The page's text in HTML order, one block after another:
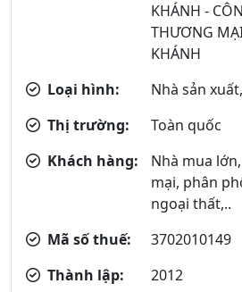
KHÁNH -
THƯƠNG
KHÁNH
Loại hình:
Nhà sản
Thị trường:
Toàn quốc
Khách hàng:
Nhà mua
mại, phân
ngoại thất,..
Mã số thuế:
3702010149
Thành lập:
2012